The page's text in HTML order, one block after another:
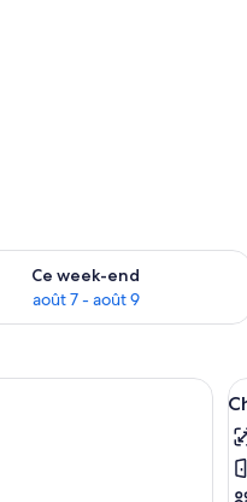
8
Ce week-end
août 7 - août 9
disponibilité pour ce week-
au mur.
chambre à coucher